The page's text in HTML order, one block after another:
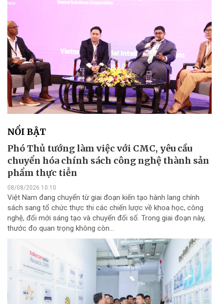
NỔI BẬT
Phó Thủ tướng làm việc với CMC, yêu cầu
chuyển hóa chính sách công nghệ thành sản
phẩm thực tiễn
08/08/2026 10:10
Việt Nam đang chuyển từ giai đoạn kiến tạo hành lang chính
sách sang tổ chức thực thi các chiến lược về khoa học, công
nghệ, đổi mới sáng tạo và chuyển đổi số. Trong giai đoạn này,
thước đo quan trọng không còn...